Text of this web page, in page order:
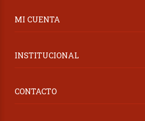
MI CUENTA
INSTITUCIONAL
CONTACTO